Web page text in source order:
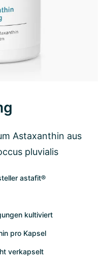
Astaxanthin aus
pluvialis
astafit®
kultiviert
pro Kapsel
verkapselt